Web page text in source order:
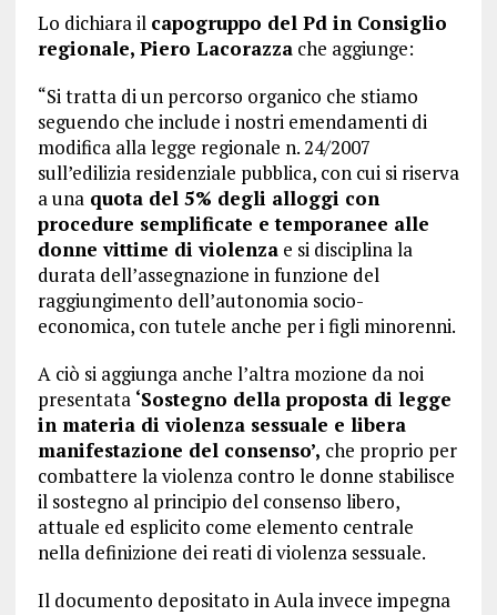
Lo dichiara il capogruppo del Pd in Consiglio
regionale, Piero Lacorazzache aggiunge:
“Si tratta di un percorso organico che stiamo
seguendo che include i nostri emendamenti di
modifica alla legge regionale n. 24/2007
sull’edilizia residenziale pubblica, con cui si riserva
a unaquota del 5% degli alloggi con
procedure semplificate e temporanee alle
donne vittime di violenzae si disciplina la
durata dell’assegnazione in funzione del
raggiungimento dell’autonomia socio-
economica, con tutele anche per i figli minorenni.
A ciò si aggiunga anche l’altra mozione da noi
presentata‘Sostegno della proposta di legge
in materia di violenza sessuale e libera
manifestazione del consenso’, che proprio per
combattere la violenza contro le donne stabilisce
il sostegno al principio del consenso libero,
attuale ed esplicito come elemento centrale
nella definizione dei reati di violenza sessuale.
Il documento depositato in Aula invece impegna